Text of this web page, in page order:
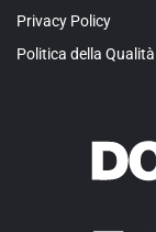
Privacy Policy
Politica della Qualità